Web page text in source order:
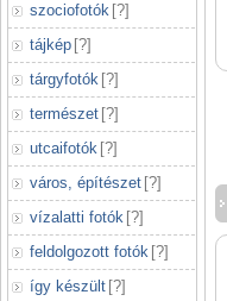
szociofotók [?]
tájkép [?]
tárgyfotók [?]
természet [?]
utcaifotók [?]
város, építészet [?]
vízalatti fotók [?]
feldolgozott fotók [?]
így készült [?]